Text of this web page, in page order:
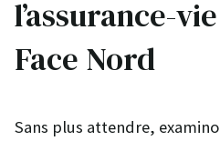
l’assurance-
Face Nord
Sans plus attendre,